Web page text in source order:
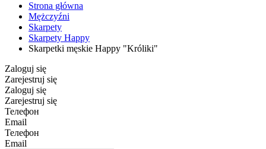
Strona główna
Mężczyźni
Skarpety
Skarpety Happy
Skarpetki męskie Happy "Króliki"
Zaloguj się
Zarejestruj się
Zaloguj się
Zarejestruj się
Телефон
Email
Телефон
Email